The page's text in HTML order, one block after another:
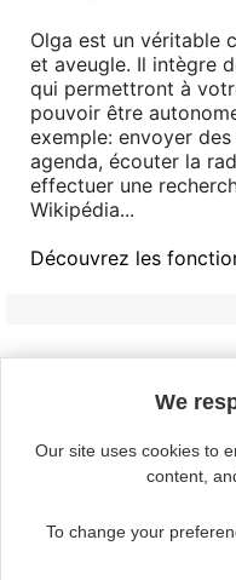
Olga est un véritable
et aveugle. Il intègre
qui permettront à
pouvoir être
exemple: envoyer
agenda, écouter la
effectuer une
Wikipédia...
Découvrez les
Produits
We
Our site uses cookies to
content,
To change your